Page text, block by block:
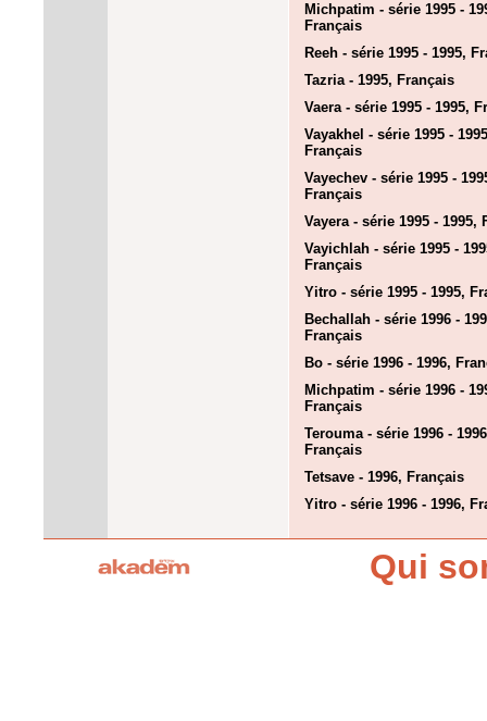
Michpatim - série 1995 -
Français
Reeh - série 1995 - 1995,
Tazria - 1995, Français
Vaera - série 1995 - 1995,
Vayakhel - série 1995 -
Français
Vayechev - série 1995 -
Français
Vayera - série 1995 - 1995,
Vayichlah - série 1995 -
Français
Yitro - série 1995 - 1995,
Bechallah - série 1996 -
Français
Bo - série 1996 - 1996,
Michpatim - série 1996 -
Français
Terouma - série 1996 -
Français
Tetsave - 1996, Français
Yitro - série 1996 - 1996,
Qui